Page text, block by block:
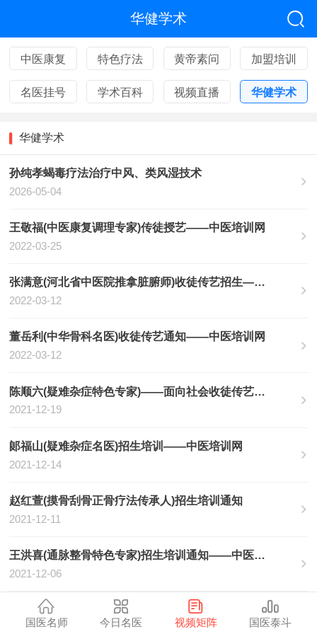
华健学术
中医康复 特色疗法 黄帝素问 加盟培训
名医挂号 学术百科 视频直播 华健学术
华健学术
孙纯孝蝎毒疗法治疗中风、类风湿技术
2026-05-04
王敬福(中医康复调理专家)传徒授艺——中医培训网
2022-03-25
张满意(河北省中医院推拿脏腑师)收徒传艺招生——中医培训网
2022-03-12
董岳利(中华骨科名医)收徒传艺通知——中医培训网
2022-03-12
陈顺六(疑难杂症特色专家)——面向社会收徒传艺——中医培训网
2021-12-19
郞福山(疑难杂症名医)招生培训——中医培训网
2021-12-14
赵红萱(摸骨刮骨正骨疗法传承人)招生培训通知
2021-12-11
王洪喜(通脉整骨特色专家)招生培训通知——中医培训网
2021-12-06
宫锦龙(宫氏筋骨柔性无痛平衡术创始人)招生培训——中医学术
2021-11-23
国医名师 今日名医 视频矩阵 国医泰斗